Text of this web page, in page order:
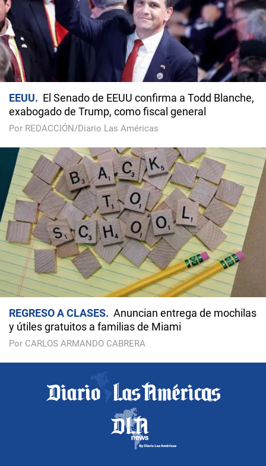
EEUU
El Senado de EEUU confirma a Todd Blanche,
exabogado de Trump, como fiscal general
Por REDACCIÓN/Diario Las Américas
REGRESO A CLASES
Anuncian entrega de mochilas
y útiles gratuitos a familias de Miami
Por CARLOS ARMANDO CABRERA